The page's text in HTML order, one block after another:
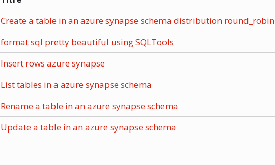
Create a table in an azure synapse schema distribution round_robin
format sql pretty beautiful using SQLTools
Insert rows azure synapse
List tables in a azure synapse schema
Rename a table in an azure synapse schema
Update a table in an azure synapse schema